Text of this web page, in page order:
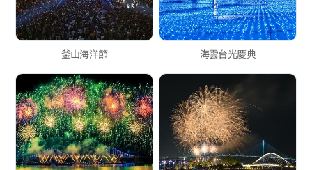
釜山海洋節 海雲台光慶典